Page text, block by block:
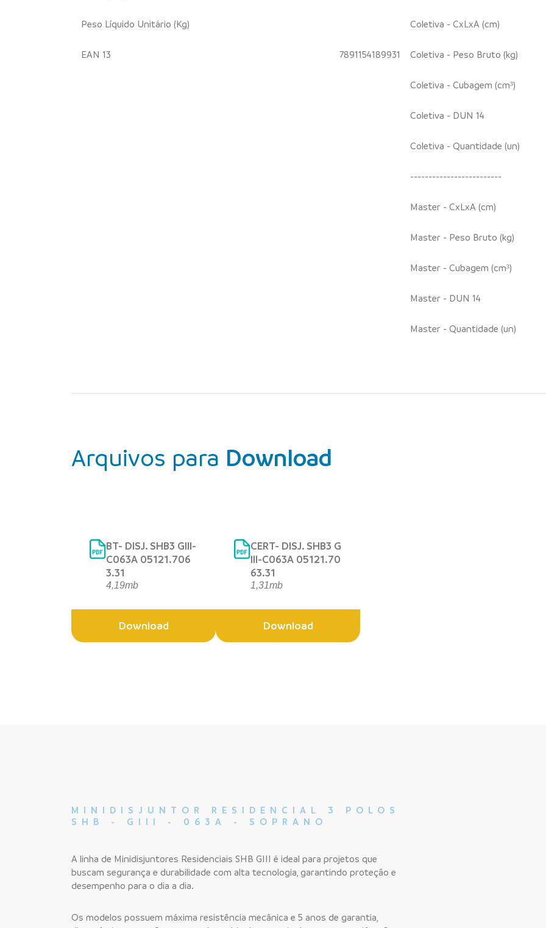
Peso Líquido Unitário (Kg)
EAN 13 7891154189931
Coletiva - CxLxA (cm)
Coletiva - Peso Bruto (kg)
Coletiva - Cubagem (cm³)
Coletiva - DUN 14
Coletiva - Quantidade (un)
-------------------------
Master - CxLxA (cm)
Master - Peso Bruto (kg)
Master - Cubagem (cm³)
Master - DUN 14
Master - Quantidade (un)
Arquivos para Download
BT- DISJ. SHB3 GIII-
C063A 05121.706
3.31
4,19mb
Download
CERT- DISJ. SHB3 G
III-C063A 05121.70
63.31
1,31mb
Download
MINIDISJUNTOR RESIDENCIAL 3 POLOS
SHB - GIII - 063A - SOPRANO
A linha de Minidisjuntores Residenciais SHB GIII é ideal para projetos que
buscam segurança e durabilidade com alta tecnologia, garantindo proteção e
desempenho para o dia a dia.
Os modelos possuem máxima resistência mecânica e 5 anos de garantia,